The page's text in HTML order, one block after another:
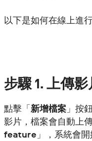
以下是如何在線上進
步驟1. 上傳
點擊「新增檔案 」按
影片，檔案會自動上
feature 」，系統會